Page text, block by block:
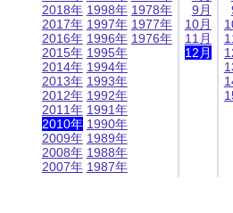
2018年
2017年
2016年
2015年
2014年
2013年
2012年
2011年
2010年
2009年
2008年
2007年
1998年
1997年
1996年
1995年
1994年
1993年
1992年
1991年
1990年
1989年
1988年
1987年
1978年
1977年
1976年
9月
10月
11月
12月